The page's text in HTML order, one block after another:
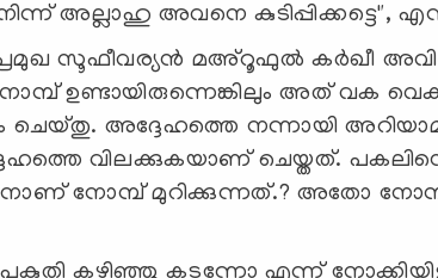
അല്ലാഹു അവനെ കുടിപ്പിക്കട്ടെ",
സൂഫീവര്യൻ മഅ്റൂഫുൽ കർഖീ
ഉണ്ടായിരുന്നെങ്കിലും അത് വക
ചെയ്തു. അദ്ദേഹത്തെ നന്നായി
വിലക്കുകയാണ് ചെയ്തത്.
നോമ്പ് മുറിക്കുന്നത്.? അതോ